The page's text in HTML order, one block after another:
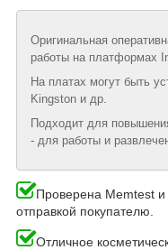
Оригинальная
работы на платформах
На платах могут быть
Kingston и др.
Подходит для
- для работы и
Проверена Memtest и
отправкой покупателю.
Отличное